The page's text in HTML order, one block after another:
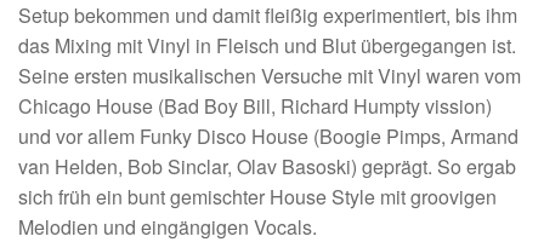
Setup bekommen und damit fleißig experimentiert, bis ihm
das Mixing mit Vinyl in Fleisch und Blut übergegangen ist.
Seine ersten musikalischen Versuche mit Vinyl waren vom
Chicago House (Bad Boy Bill, Richard Humpty vission)
und vor allem Funky Disco House (Boogie Pimps, Armand
van Helden, Bob Sinclar, Olav Basoski) geprägt. So ergab
sich früh ein bunt gemischter House Style mit groovigen
Melodien und eingängigen Vocals.